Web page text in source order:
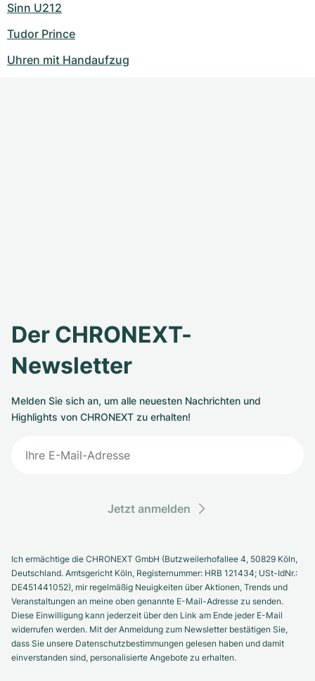
Sinn U212
Tudor Prince
Uhren mit Handaufzug
Der CHRONEXT-
Newsletter
Melden Sie sich an, um alle neuesten Nachrichten und
Highlights von CHRONEXT zu erhalten!
Jetzt anmelden
Ich ermächtige die CHRONEXT GmbH (Butzweilerhofallee 4, 50829 Köln,
Deutschland. Amtsgericht Köln, Registernummer: HRB 121434; USt-IdNr.:
DE451441052), mir regelmäßig Neuigkeiten über Aktionen, Trends und
Veranstaltungen an meine oben genannte E-Mail-Adresse zu senden.
Diese Einwilligung kann jederzeit über den Link am Ende jeder E-Mail
widerrufen werden. Mit der Anmeldung zum Newsletter bestätigen Sie,
dass Sie unsere Datenschutzbestimmungen gelesen haben und damit
einverstanden sind, personalisierte Angebote zu erhalten.